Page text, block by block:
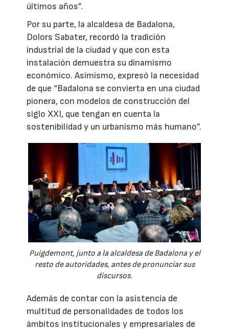
últimos años”.
Por su parte, la alcaldesa de Badalona,
Dolors Sabater, recordó la tradición
industrial de la ciudad y que con esta
instalación demuestra su dinamismo
económico. Asimismo, expresó la necesidad
de que “Badalona se convierta en una ciudad
pionera, con modelos de construcción del
siglo XXI, que tengan en cuenta la
sostenibilidad y un urbanismo más humano”.
Puigdemont, junto a la alcaldesa de Badalona y el
resto de autoridades, antes de pronunciar sus
discursos.
Además de contar con la asistencia de
multitud de personalidades de todos los
ámbitos institucionales y empresariales de